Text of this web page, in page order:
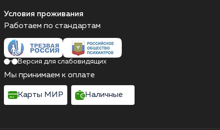
Условия проживания
Работаем по стандартам
Версия для слабовидящих
Мы принимаем к оплате
Карты МИР Наличные